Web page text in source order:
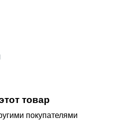
товар
покупателями